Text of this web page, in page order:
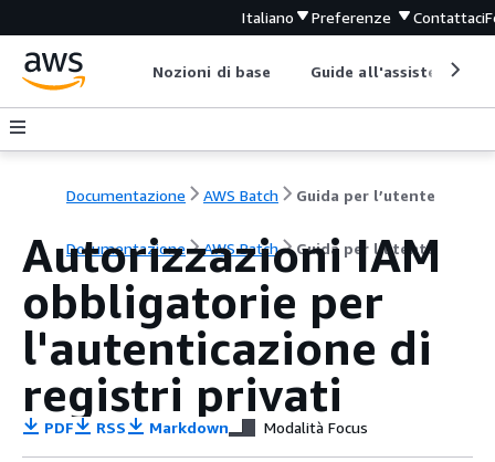
Italiano Preferenze Contattaci
Nozioni di base Guide all'assistenza
Documentazione AWS Batch Guida per l’utente
Documentazione AWS Batch Guida per l’utente
Autorizzazioni IAM
obbligatorie per
l'autenticazione di
registri privati
PDF RSS Markdown Modalità Focus